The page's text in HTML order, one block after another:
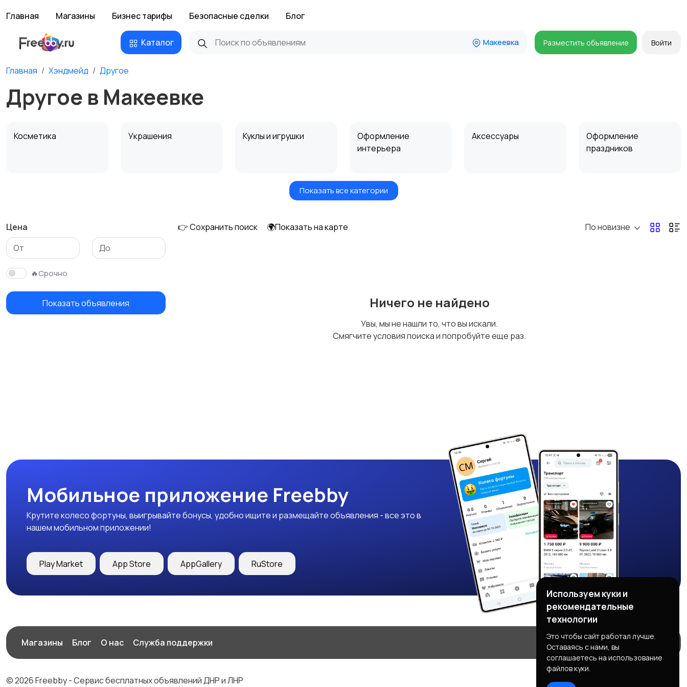
Главная Магазины Бизнес тарифы Безопасные сделки Блог
Каталог Макеевка Разместить объявление Войти
Главная Хэндмейд Другое
Другое в Макеевке
Косметика Украшения Куклы и игрушки
Оформление
интерьера
Аксессуары
Оформление
праздников
Показать все категории
Цена
🔥Срочно
Показать объявления
👉 Сохранить поиск 🌍Показать на карте По новизне
Ничего не найдено
Увы, мы не нашли то, что вы искали.
Смягчите условия поиска и попробуйте еще раз.
Мобильное приложение Freebby
Крутите колесо фортуны, выигрывайте бонусы, удобно ищите и размещайте объявления - все это в
нашем мобильном приложении!
Play Market App Store AppGallery RuStore
Магазины Блог О нас Служба поддержки
© 2026 Freebby - Сервис бесплатных объявлений ДНР и ЛНР
Используем куки и
рекомендательные
технологии
Это чтобы сайт работал лучше.
Оставаясь с нами, вы
соглашаетесь на использование
файлов куки.